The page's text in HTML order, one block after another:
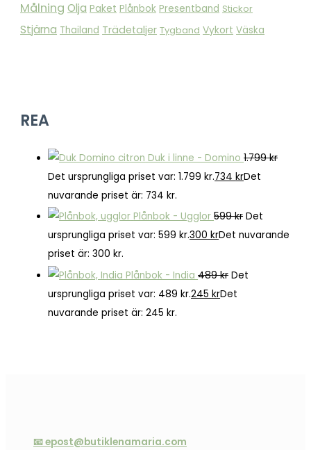
Målning Olja Paket Plånbok Presentband Stickor
Stjärna Thailand Trädetaljer Tygband Vykort Väska
REA
Duk i linne - Domino 1.799kr
Det ursprungliga priset var: 1.799 kr.734krDet
nuvarande priset är: 734 kr.
Plånbok - Ugglor 599kr Det
ursprungliga priset var: 599 kr.300krDet nuvarande
priset är: 300 kr.
Plånbok - India 489kr Det
ursprungliga priset var: 489 kr.245krDet
nuvarande priset är: 245 kr.
📧 epost@butiklenamaria.com